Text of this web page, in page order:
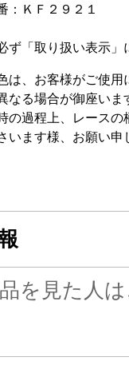
ＫＦ２９２１
ず「取り扱い表示」
は、お客様がご使用
なる場合が御座いま
の過程上、レース
います様、お願い申
を見た人